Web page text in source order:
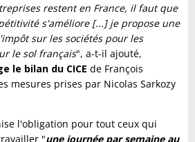
restent en France, il faut que
s'améliore [...] je propose une
sur les sociétés pour les
le sol français", a-t-il ajouté,
le bilan du CICE de François
mesures prises par Nicolas Sarkozy
l'obligation pour tout ceux qui
"une journée par semaine au